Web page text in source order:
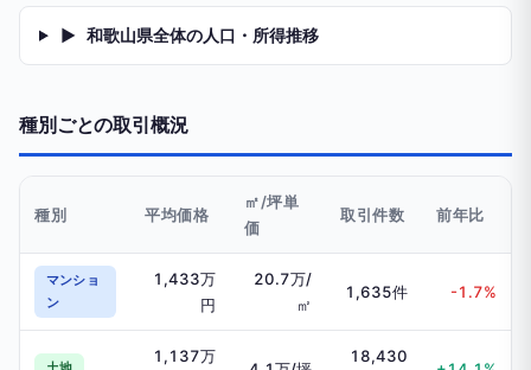
▶ 和歌山県全体の人口・所得推移
種別ごとの取引概況
種別 平均価格
㎡/坪単
価
取引件数 前年比
マンショ
ン
1,433万
円
20.7万/
㎡
1,635件 -1.7%
1,137万 18,430